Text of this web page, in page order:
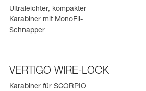
Ultraleichter, kompakter
Karabiner mit MonoFil-
Schnapper
VERTIGO WIRE-LOCK
Karabiner für SCORPIO